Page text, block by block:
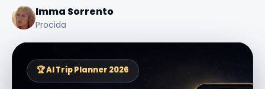
Imma Sorrento
Procida
🏆 AI Trip Planner 2026